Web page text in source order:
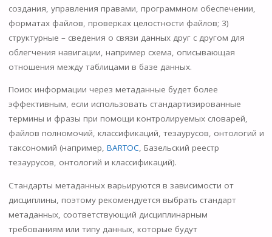
создания, управления правами, программном обеспечении,
форматах файлов, проверках целостности файлов; 3)
структурные – сведения о связи данных друг с другом для
облегчения навигации, например схема, описывающая
отношения между таблицами в базе данных.
Поиск информации через метаданные будет более
эффективным, если использовать стандартизированные
термины и фразы при помощи контролируемых словарей,
файлов полномочий, классификаций, тезаурусов, онтологий и
таксономий (например, BARTOC, Базельский реестр
тезаурусов, онтологий и классификаций).
Стандарты метаданных варьируются в зависимости от
дисциплины, поэтому рекомендуется выбрать стандарт
метаданных, соответствующий дисциплинарным
требованиям или типу данных, которые будут